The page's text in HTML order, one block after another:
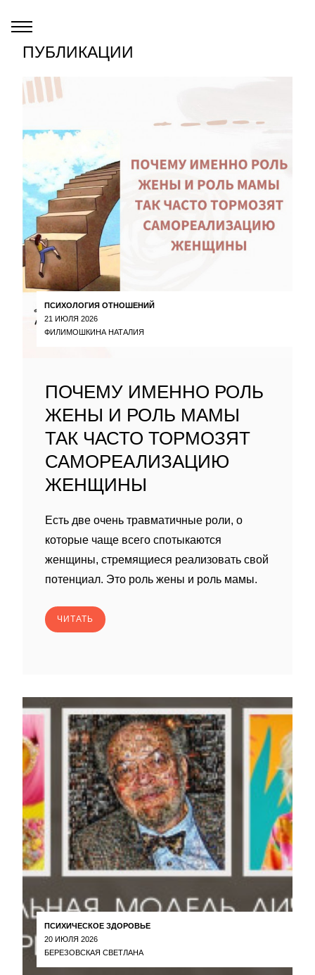
ПУБЛИКАЦИИ
ПСИХОЛОГИЯ ОТНОШЕНИЙ
21 ИЮЛЯ 2026
ФИЛИМОШКИНА НАТАЛИЯ
ПОЧЕМУ ИМЕННО РОЛЬ
ЖЕНЫ И РОЛЬ МАМЫ
ТАК ЧАСТО ТОРМОЗЯТ
САМОРЕАЛИЗАЦИЮ
ЖЕНЩИНЫ
Есть две очень травматичные роли, о
которые чаще всего спотыкаются
женщины, стремящиеся реализовать свой
потенциал. Это роль жены и роль мамы.
ЧИТАТЬ
ПСИХИЧЕСКОЕ ЗДОРОВЬЕ
20 ИЮЛЯ 2026
БЕРЕЗОВСКАЯ СВЕТЛАНА